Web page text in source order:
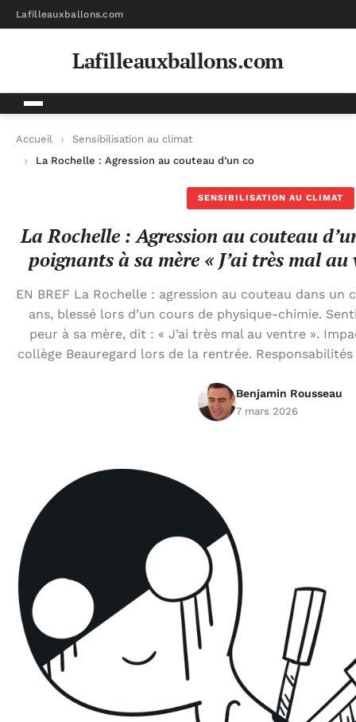
Lafilleauxballons.com
Lafilleauxballons.com
Accueil
Sensibilisation au climat
La Rochelle : Agression au couteau d’un collégien, ses mots
SENSIBILISATION AU CLIMAT
La Rochelle : Agression au couteau
poignants à sa mère « J’ai très mal
EN BREF La Rochelle : agression au couteau dans un
ans, blessé lors d’un cours de physique-chimie.
peur à sa mère, dit : « J’ai très mal au ventre ».
collège Beauregard lors de la rentrée.
Benjamin Rousseau
7 mars 2026